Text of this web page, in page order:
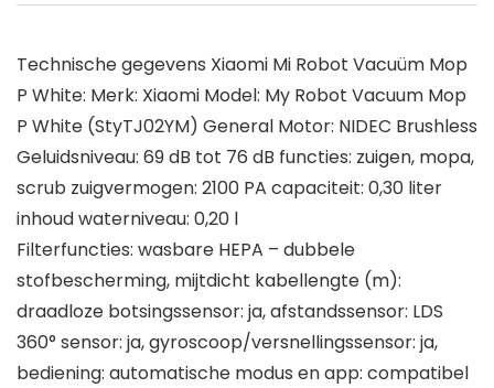
Technische gegevens Xiaomi Mi Robot Vacuüm Mop
P White: Merk: Xiaomi Model: My Robot Vacuum Mop
P White (StyTJ02YM) General Motor: NIDEC Brushless
Geluidsniveau: 69 dB tot 76 dB functies: zuigen, mopa,
scrub zuigvermogen: 2100 PA capaciteit: 0,30 liter
inhoud waterniveau: 0,20 l
Filterfuncties: wasbare HEPA – dubbele
stofbescherming, mijtdicht kabellengte (m):
draadloze botsingssensor: ja, afstandssensor: LDS
360° sensor: ja, gyroscoop/versnellingssensor: ja,
bediening: automatische modus en app: compatibel